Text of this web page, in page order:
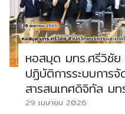
หอสมุด มทร.ศรีวิชัย
ปฏิบัติการระบบการ
สารสนเทศดิจิทัล มท
29 เมษายน 2026